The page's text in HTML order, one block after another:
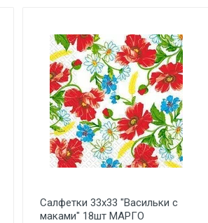
Салфетки 33х33 "Васильки с
маками" 18шт МАРГО